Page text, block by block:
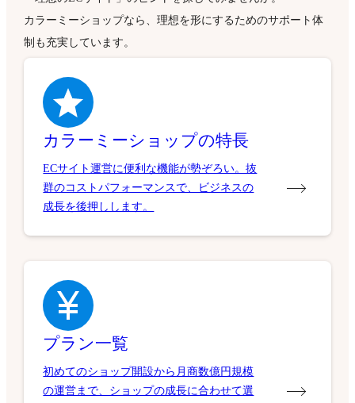
カラーミーショップなら、理想を形にするためのサポート体
制も充実しています。
カラーミーショップの特長
ECサイト運営に便利な機能が勢ぞろい。抜
群のコストパフォーマンスで、ビジネスの
成長を後押しします。
プラン一覧
初めてのショップ開設から月商数億円規模
の運営まで、ショップの成長に合わせて選